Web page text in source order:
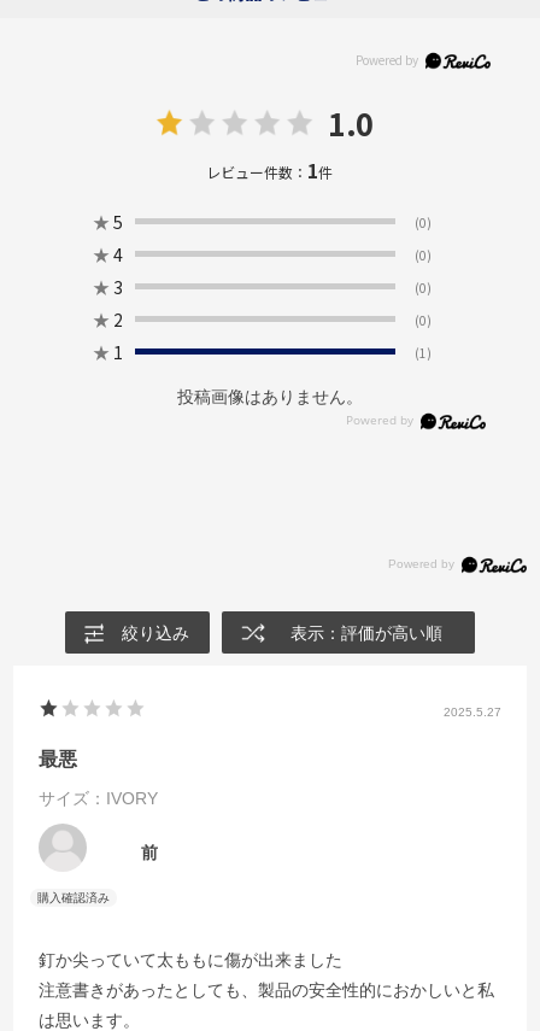
1.0
レビュー件数： 1件
★ 5 (0)
★ 4 (0)
★ 3 (0)
★ 2 (0)
★ 1 (1)
投稿画像はありません。
絞り込み 表示：評価が高い順
2025.5.27
最悪
サイズ：IVORY
前
釘か尖っていて太ももに傷が出来ました
注意書きがあったとしても、製品の安全性的におかしいと私
は思います。